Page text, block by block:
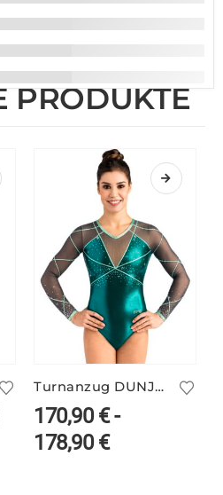
PRODUKTE
Turnanzug DUNJA/1 langarm
170,90€-
178,90€